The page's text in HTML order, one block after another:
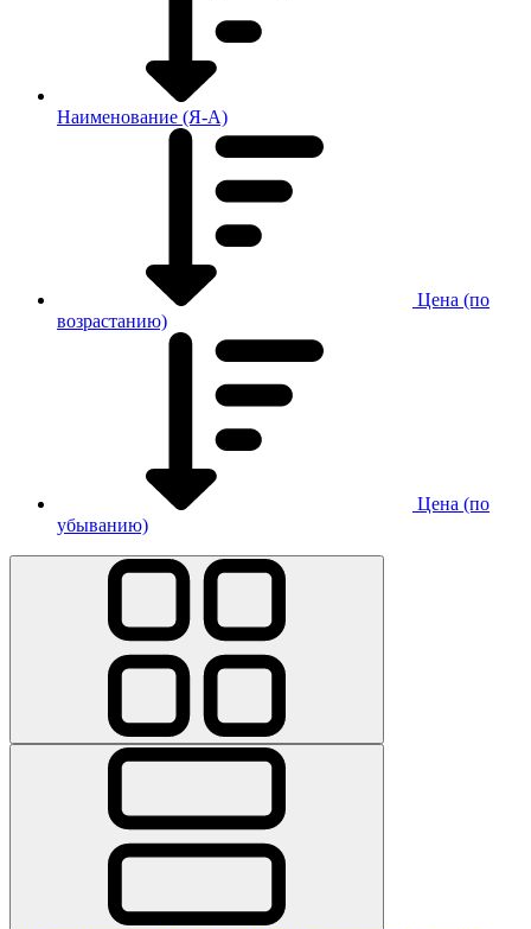
Наименование (Я-А)
Цена (по
возрастанию)
Цена (по
убыванию)